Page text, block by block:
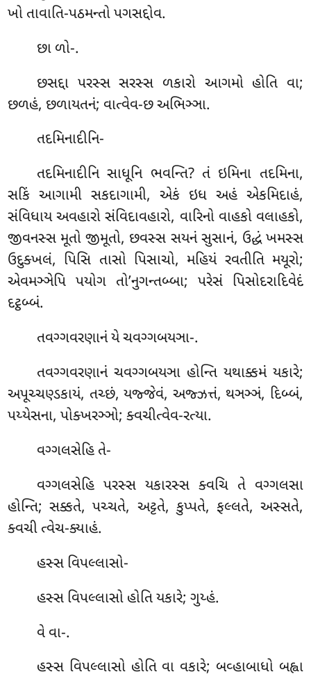
ખો તાવાતિ-પઠમન્તો પગસદ્દોવ.
છા ળો-.
છસદ્દા પરસ્સ સરસ્સ ળકારો આગમો હોતિ વા;
છળહં, છળાયતનં; વાત્વેવ-છ અભિઞ્ઞા.
તદમિનાદીનિ-
તદમિનાદીનિ સાધૂનિ ભવન્તિ? તં ઇમિના તદમિના,
સકિં આગામી સકદાગામી, એકં ઇધ અહં એકમિદાહં,
સંવિધાય અવહારો સંવિદાવહારો, વારિનો વાહકો વલાહકો,
જીવનસ્સ મૂતો જીમૂતો, છવસ્સ સયનં સુસાનં, ઉદ્ધં ખમસ્સ
ઉદુક્ખલં, પિસિ તાસો પિસાચો, મહિયં રવતીતિ મયૂરો;
એવમઞ્ઞેપિ પયોગ તો’નુગન્તબ્બા; પરેસં પિસોદરાદિવેદં
દટ્ઠબ્બં.
તવગ્ગવરણાનંયે ચવગ્ગબયઞા-.
તવગ્ગવરણાનં ચવગ્ગબયઞા હોન્તિ યથાક્કમં યકારે;
અપૂચ્ચણ્ડકાયં, તચ્છં, યજ્જેવં, અજ્ઝત્તં, થઞઞ્ઞં, દિબ્બં,
પય્યેસના, પોક્ખરઞ્ઞો; ક્વચીત્વેવ-રત્યા.
વગ્ગલસેહિ તે-
વગ્ગલસેહિ પરસ્સ યકારસ્સ ક્વચિ તે વગ્ગલસા
હોન્તિ; સક્કતે, પચ્ચતે, અટ્ટતે, કુપ્પતે, ફલ્લતે, અસ્સતે,
ક્વચી ત્વેચ-ક્યાહં.
હસ્સ વિપલ્લાસો-
હસ્સ વિપલ્લાસો હોતિ યકારે; ગુય્હં.
વે વા-.
હસ્સ વિપલ્લાસો હોતિ વા વકારે; બવ્હાબાધો બહ્વા